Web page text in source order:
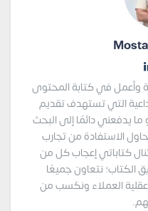
وأعمل في كتابة المحتوى
التي تستهدف تقديم
يدفعني دائمًا إلى البحث
الاستفادة من تجارب
كتاباتي إعجاب كل من
الكتاب؛ نتعاون جميعًا
العملاء ونكسب من